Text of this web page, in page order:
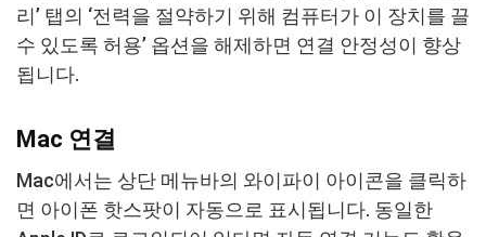
리’ 탭의 ‘전력을 절약하기 위해 컴퓨터가 이 장치를 끌
수 있도록 허용’ 옵션을 해제하면 연결 안정성이 향상
됩니다.
Mac 연결
Mac에서는 상단 메뉴바의 와이파이 아이콘을 클릭하
면 아이폰 핫스팟이 자동으로 표시됩니다. 동일한